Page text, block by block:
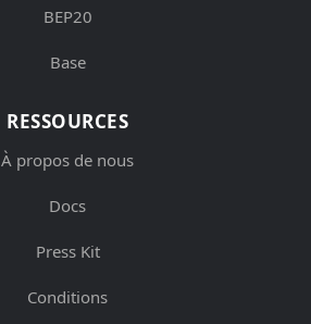
BEP20
Base
RESSOURCES
À propos de nous
Docs
Press Kit
Conditions